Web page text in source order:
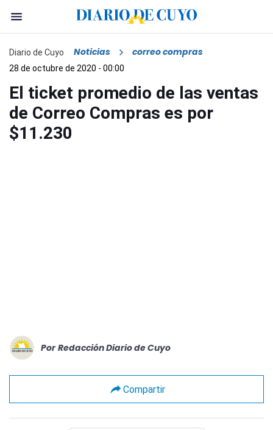
Diario de Cuyo Noticias correo compras
28 de octubre de 2020 - 00:00
El ticket promedio de las ventas
de Correo Compras es por
$11.230
Por Redacción Diario de Cuyo
Compartir